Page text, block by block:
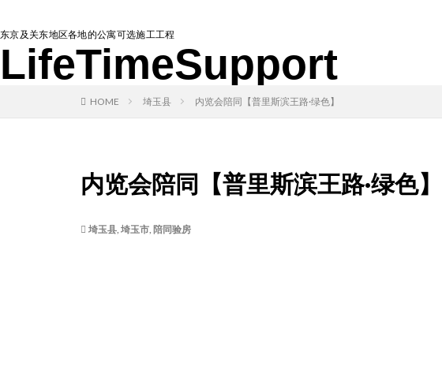
东京及关东地区各地的公寓可选施工工程
LifeTimeSupport
HOME 埼玉县 内览会陪同【普里斯滨王路·绿色】
内览会陪同【普里斯滨王路·绿色】
埼玉县, 埼玉市, 陪同验房